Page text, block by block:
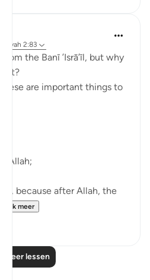
ayah 2:83
the Banī ’Isrā’īl, but why
it?
are important things to
Allah;
because after Allah, the
Bekijk meer
meer lessen